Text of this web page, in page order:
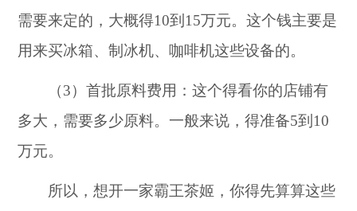
需要来定的，大概得10到15万元。这个钱主要是
用来买冰箱、制冰机、咖啡机这些设备的。
（3）首批原料费用：这个得看你的店铺有
多大，需要多少原料。一般来说，得准备5到10
万元。
所以，想开一家霸王茶姬，你得先算算这些